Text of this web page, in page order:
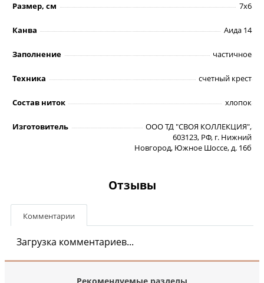
Размер, см 7х6
Канва Аида 14
Заполнение частичное
Техника счетный крест
Состав ниток хлопок
Изготовитель
ООО ТД "СВОЯ КОЛЛЕКЦИЯ",
603123, РФ, г. Нижний
Новгород, Южное Шоссе, д. 16б
Отзывы
Комментарии
Загрузка комментариев...